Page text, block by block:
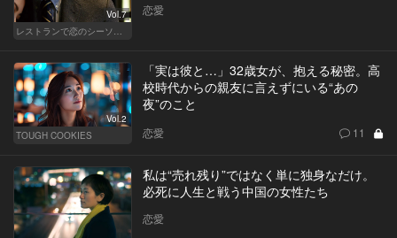
Vol.7
恋愛
Vol.2
TOUGH COOKIES
「実は彼と…」32歳女が、抱える秘密。高
校時代からの親友に言えずにいる“あの
夜”のこと
恋愛 11
私は“売れ残り”ではなく単に独身なだけ。
必死に人生と戦う中国の女性たち
恋愛